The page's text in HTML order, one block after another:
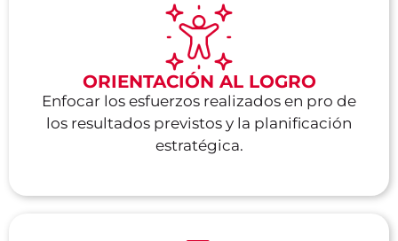
ORIENTACIÓN AL LOGRO
Enfocar los esfuerzos realizados en pro de
los resultados previstos y la planificación
estratégica.